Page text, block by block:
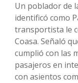
Un poblador de
identificó como
transportista le
Coasa. Señaló
cumplió con las
pasajeros en
con asientos